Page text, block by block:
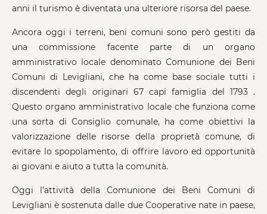
anni il turismo è diventata una ulteriore risorsa del paese.
Ancora oggi i terreni, beni comuni sono però gestiti da
una commissione facente parte di un organo
amministrativo locale denominato Comunione dei Beni
Comuni di Levigliani, che ha come base sociale tutti i
discendenti degli originari 67 capi famiglia del 1793 .
Questo organo amministrativo locale che funziona come
una sorta di Consiglio comunale, ha come obiettivi la
valorizzazione delle risorse della proprietà comune, di
evitare lo spopolamento, di offrire lavoro ed opportunità
ai giovani e aiuto a tutta la comunità.
Oggi l’attività della Comunione dei Beni Comuni di
Levigliani è sostenuta dalle due Cooperative nate in paese,